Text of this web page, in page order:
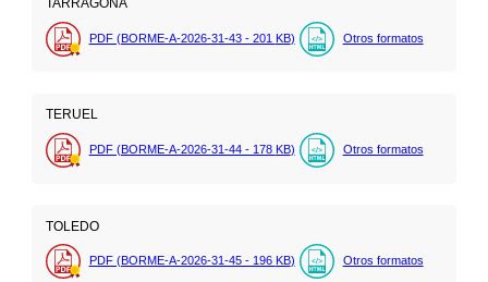
TARRAGONA
PDF (BORME-A-2026-31-43 - 201 KB) Otros formatos
TERUEL
PDF (BORME-A-2026-31-44 - 178 KB) Otros formatos
TOLEDO
PDF (BORME-A-2026-31-45 - 196 KB) Otros formatos